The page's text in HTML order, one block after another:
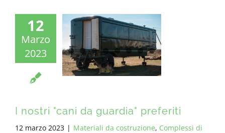
12
Marzo
2023
I nostri "cani da guardia" preferiti
12 marzo 2023 | Materiali da costruzione, Complessi di